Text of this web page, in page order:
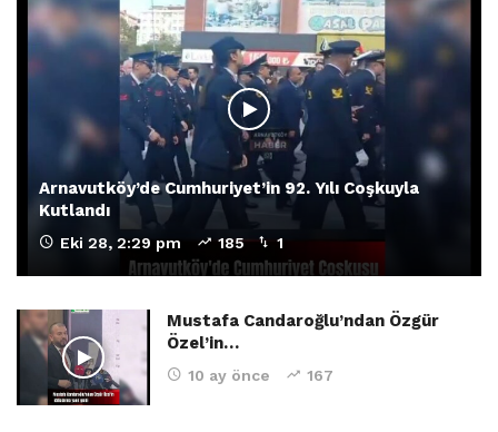
Arnavutköy’de Cumhuriyet’in 92. Yılı Coşkuyla
Kutlandı
Eki 28, 2:29 pm 185 1
Mustafa Candaroğlu’ndan Özgür
Özel’in…
10 ay önce 167